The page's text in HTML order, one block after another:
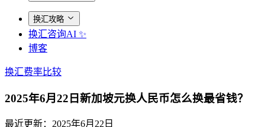
换汇攻略
换汇咨询AI ✨
博客
换汇费率比较
2025年6月22日新加坡元换人民币怎么换最省钱？
最近更新： 2025年6月22日